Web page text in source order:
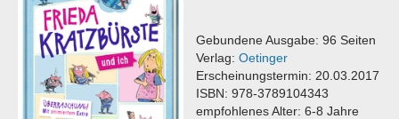
Gebundene Ausgabe: 96 Seiten
Verlag: Oetinger
Erscheinungstermin: 20.03.2017
ISBN: 978-3789104343
empfohlenes Alter: 6-8 Jahre